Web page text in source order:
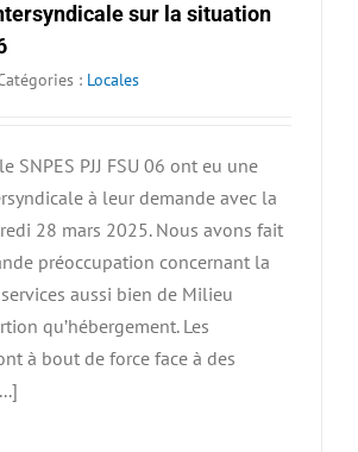
sur la situation
: Locales
SNPES PJJ FSU 06 ont eu une
à leur demande avec la
28 mars 2025. Nous avons fait
préoccupation concernant la
aussi bien de Milieu
qu’hébergement. Les
à bout de force face à des